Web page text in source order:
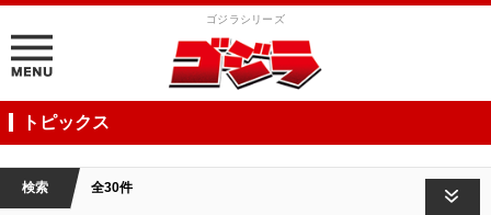
ゴジラシリーズ
トピックス
検索 全30件